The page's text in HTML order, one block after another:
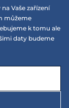
Vaše zařízení
můžeme
k tomu ale
daty budeme